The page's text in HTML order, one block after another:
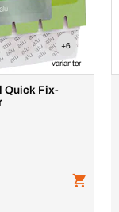
+6
varianter
Quick Fix-